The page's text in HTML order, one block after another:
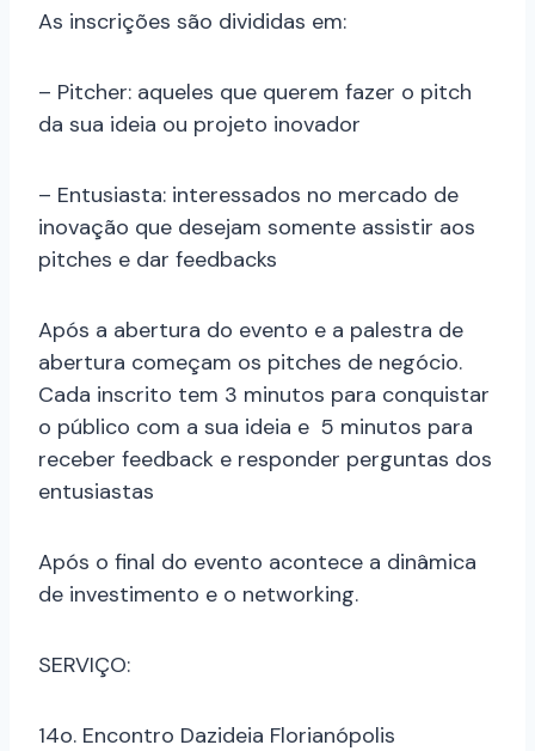
As inscrições são divididas em:
– Pitcher: aqueles que querem fazer o pitch
da sua ideia ou projeto inovador
– Entusiasta: interessados no mercado de
inovação que desejam somente assistir aos
pitches e dar feedbacks
Após a abertura do evento e a palestra de
abertura começam os pitches de negócio.
Cada inscrito tem 3 minutos para conquistar
o público com a sua ideia e 5 minutos para
receber feedback e responder perguntas dos
entusiastas
Após o final do evento acontece a dinâmica
de investimento e o networking.
SERVIÇO:
14o. Encontro Dazideia Florianópolis